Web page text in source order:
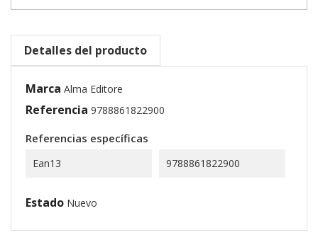
Detalles del producto
Marca Alma Editore
Referencia 9788861822900
Referencias específicas
Ean13 9788861822900
Estado Nuevo